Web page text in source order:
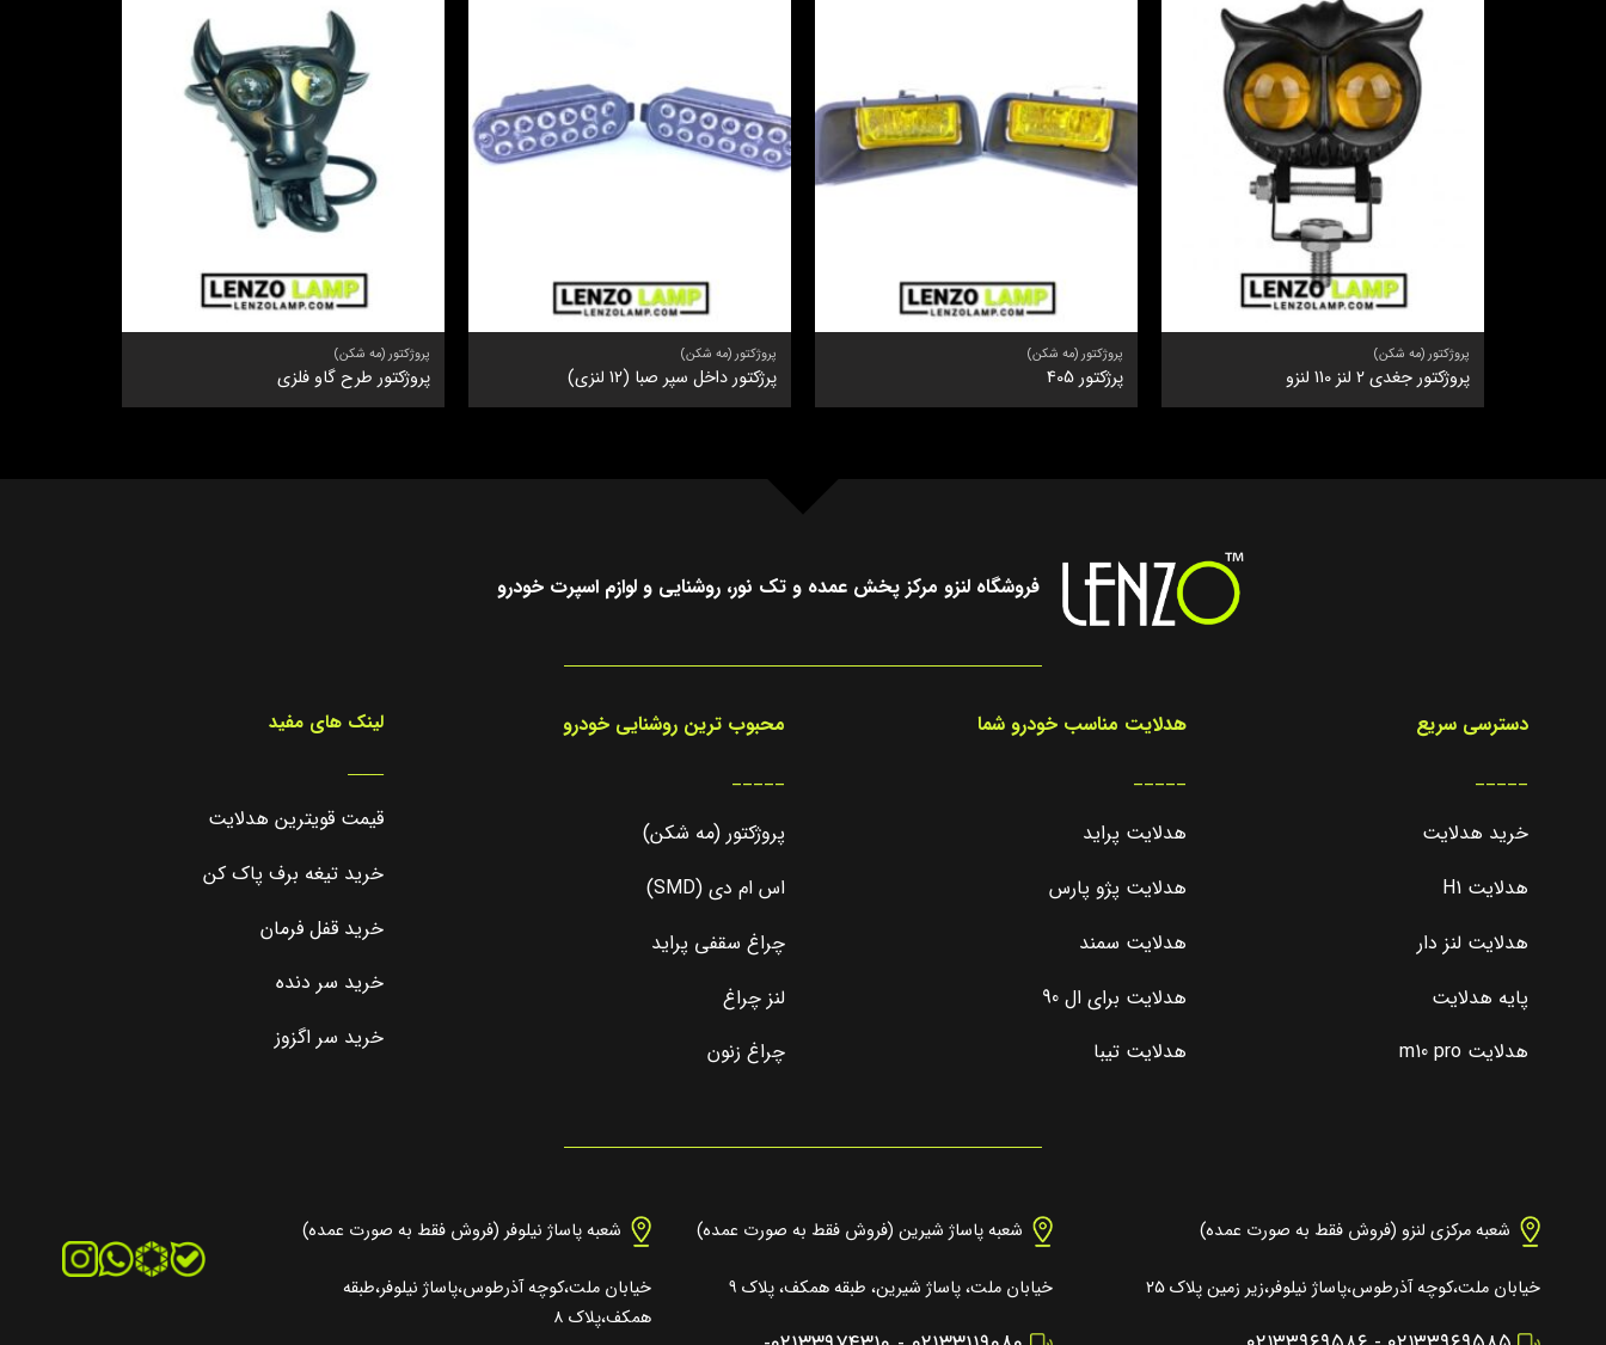
پروژکتور (مه شکن)
پروژکتور جغدی 2 لنز 110 لنزو
پروژکتور (مه شکن)
پرژکتور 405
پروژکتور (مه شکن)
پرژکتور داخل سپر صبا (12 لنزی)
پروژکتور (مه شکن)
پروژکتور طرح گاو فلزی
فروشگاه لنزو مرکز پخش عمده و تک نور، روشنایی و لوازم اسپرت خودرو
دسترسی سریع
_____
خرید هدلایت
هدلایت H1
هدلایت لنز دار
پایه هدلایت
هدلایت m10 pro
هدلایت مناسب خودرو شما
_____
هدلایت پراید
هدلایت پژو پارس
هدلایت سمند
هدلایت برای ال 90
هدلایت تیبا
محبوب ترین روشنایی خودرو
_____
پروژکتور (مه شکن)
اس ام دی (SMD)
چراغ سقفی پراید
لنز چراغ
چراغ زنون
لینک های مفید
_____
قیمت قویترین هدلایت
خرید تیغه برف پاک کن
خرید قفل فرمان
خرید سر دنده
خرید سر اگزوز
شعبه مرکزی لنزو (فروش فقط به صورت عمده)
خیابان ملت،کوچه آذرطوس،پاساژ نیلوفر،زیر زمین پلاک ۲۵
شعبه پاساژ شیرین (فروش فقط به صورت عمده)
خیابان ملت، پاساژ شیرین، طبقه همکف، پلاک ۹
شعبه پاساژ نیلوفر (فروش فقط به صورت عمده)
خیابان ملت،کوچه آذرطوس،پاساژ نیلوفر،طبقه
همکف،پلاک ۸